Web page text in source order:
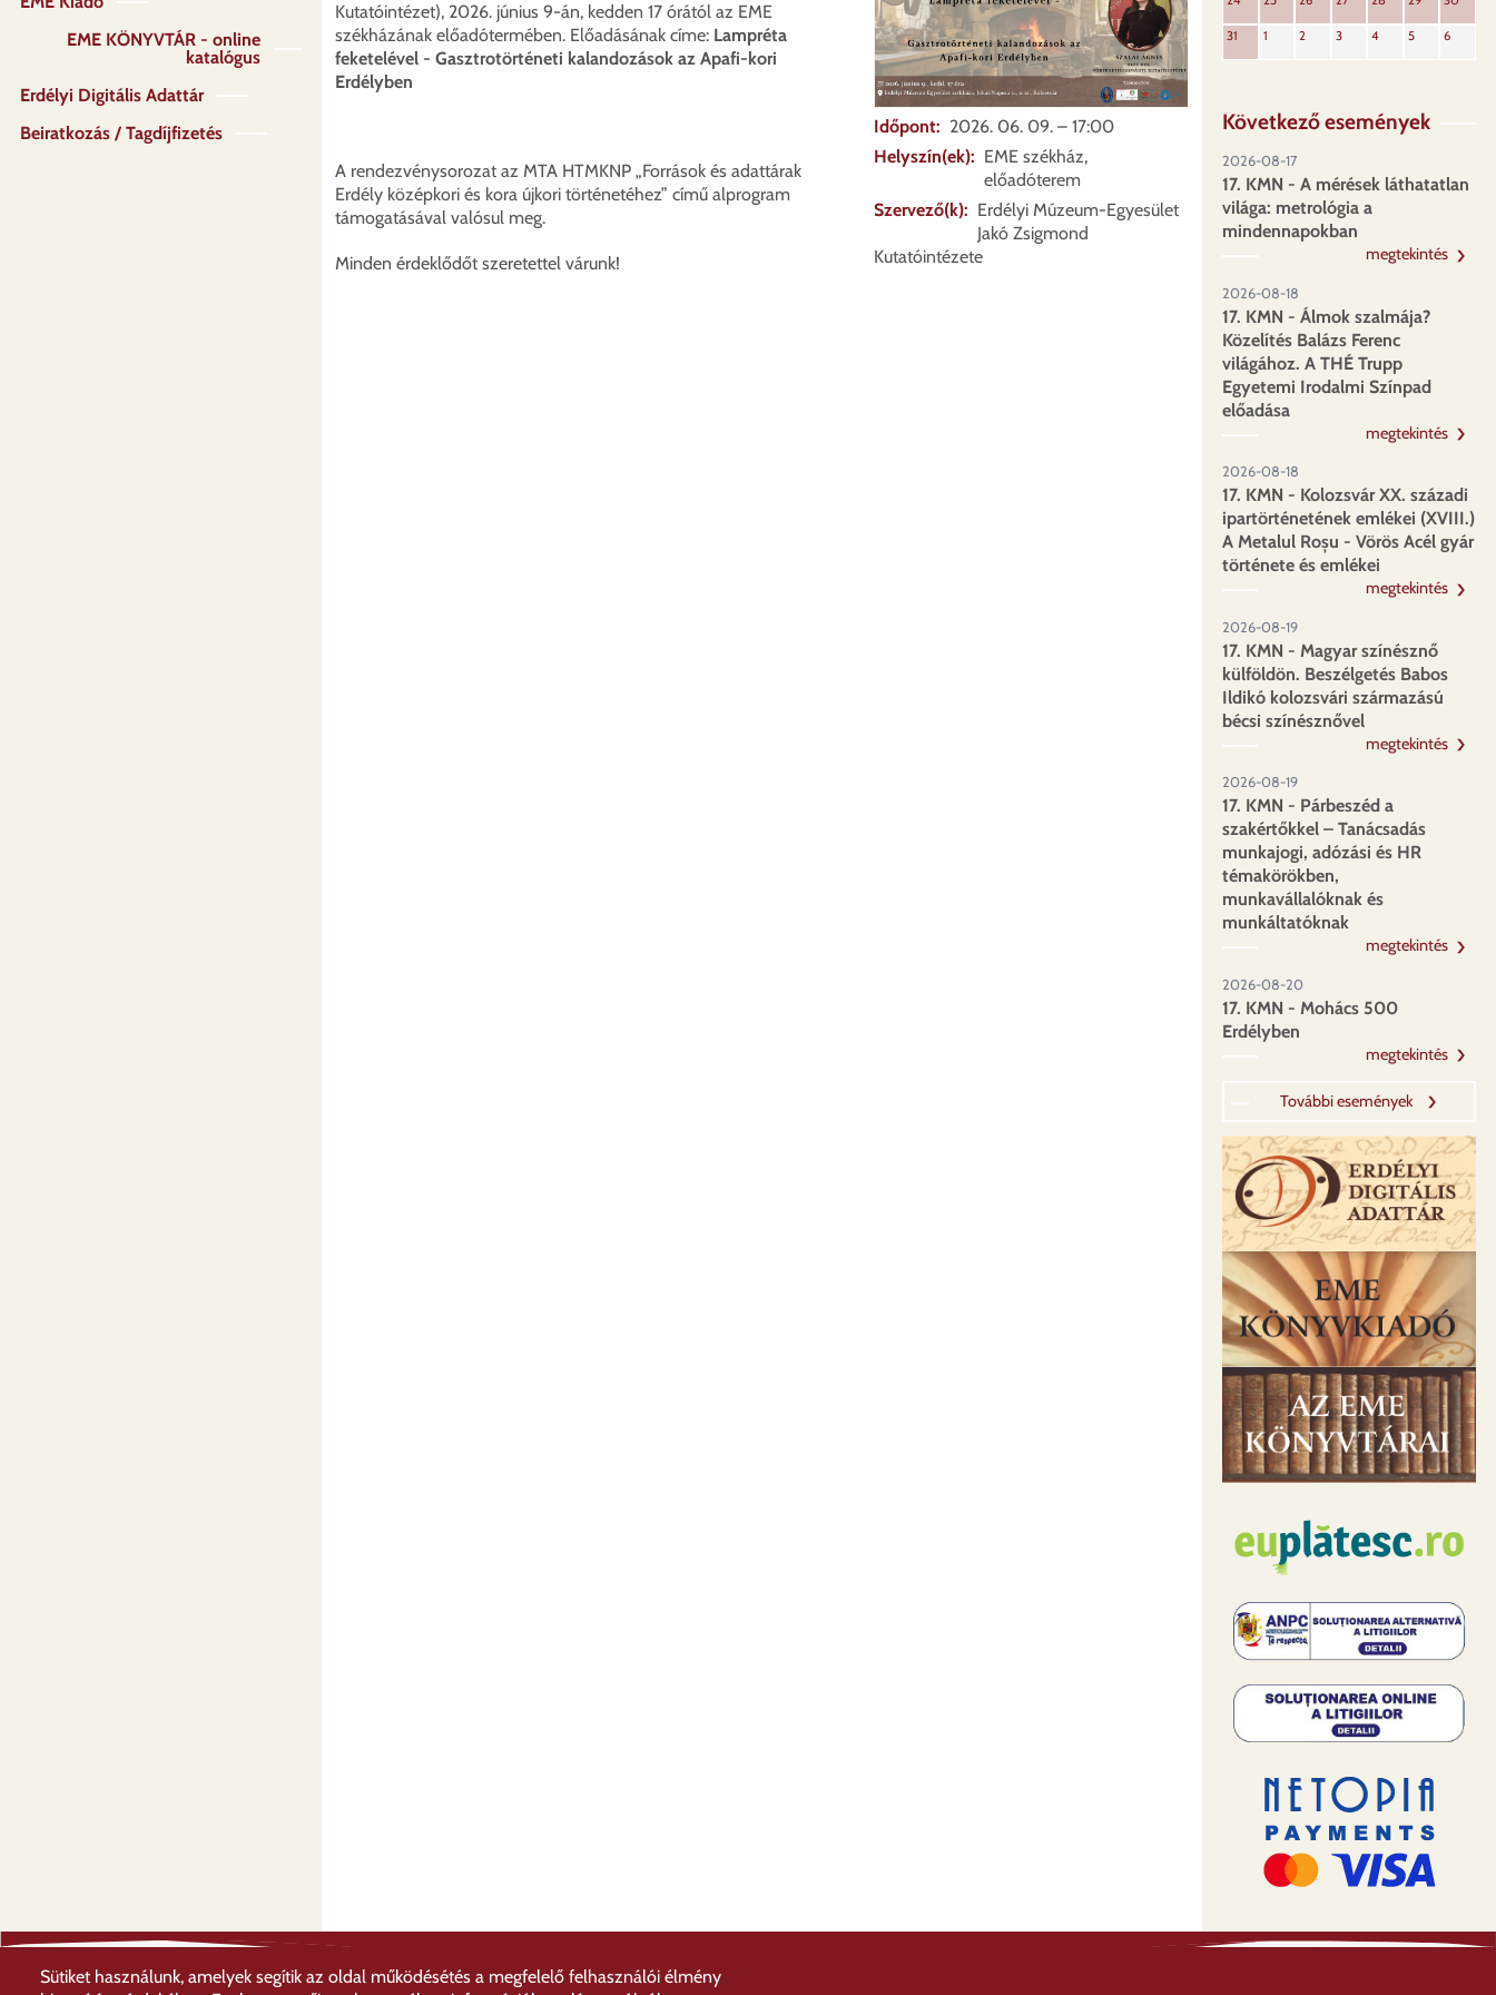
Időpont
2026. 06. 09. – 17:00
Helyszín(ek)
EME székház,
előadóterem
Szervező(k)
Erdélyi Múzeum-Egyesület
Jakó Zsigmond
Kutatóintézete
Kutatóintézet), 2026. június 9-án, kedden 17 órától az EME
székházának előadótermében. Előadásának címe: Lampréta
feketelével - Gasztrotörténeti kalandozások az Apafi-kori
Erdélyben
A rendezvénysorozat az MTA HTMKNP „Források és adattárak
Erdély középkori és kora újkori történetéhez” című alprogram
támogatásával valósul meg.
Minden érdeklődőt szeretettel várunk!
EME KÖNYVTÁR - online
katalógus
Erdélyi Digitális Adattár
Beiratkozás / Tagdíjfizetés
31 1 2 3 4 5 6
Következő események
2026-08-17
17. KMN - A mérések láthatatlan
világa: metrológia a
mindennapokban
megtekintés
2026-08-18
17. KMN - Álmok szalmája?
Közelítés Balázs Ferenc
világához. A THÉ Trupp
Egyetemi Irodalmi Színpad
előadása
megtekintés
2026-08-18
17. KMN - Kolozsvár XX. századi
ipartörténetének emlékei (XVIII.)
A Metalul Roșu - Vörös Acél gyár
története és emlékei
megtekintés
2026-08-19
17. KMN - Magyar színésznő
külföldön. Beszélgetés Babos
Ildikó kolozsvári származású
bécsi színésznővel
megtekintés
2026-08-19
17. KMN - Párbeszéd a
szakértőkkel – Tanácsadás
munkajogi, adózási és HR
témakörökben,
munkavállalóknak és
munkáltatóknak
megtekintés
2026-08-20
17. KMN - Mohács 500
Erdélyben
megtekintés
További események
Sütiket használunk, amelyek segítik az oldal működésétés a megfelelő felhasználói élmény